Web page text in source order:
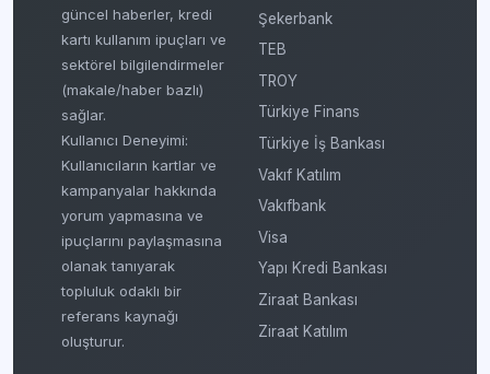
güncel haberler, kredi
kartı kullanım ipuçları ve
sektörel bilgilendirmeler
(makale/haber bazlı)
sağlar.
Kullanıcı Deneyimi:
Kullanıcıların kartlar ve
kampanyalar hakkında
yorum yapmasına ve
ipuçlarını paylaşmasına
olanak tanıyarak
topluluk odaklı bir
referans kaynağı
oluşturur.
Şekerbank
TEB
TROY
Türkiye Finans
Türkiye İş Bankası
Vakıf Katılım
Vakıfbank
Visa
Yapı Kredi Bankası
Ziraat Bankası
Ziraat Katılım